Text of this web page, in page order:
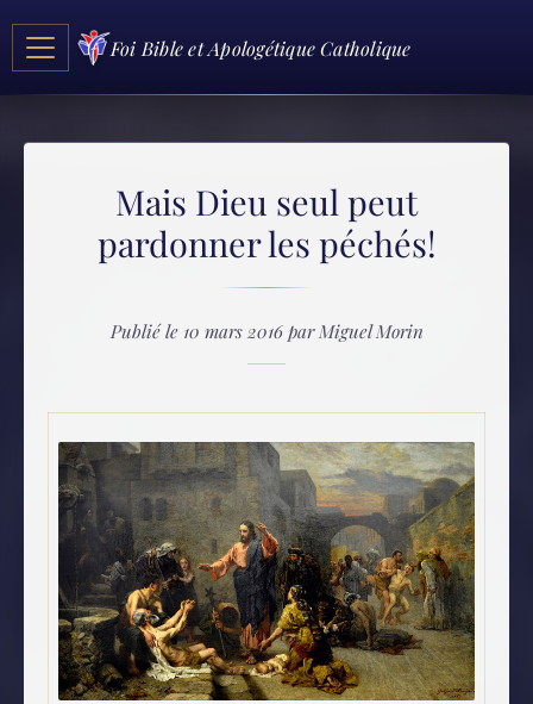
Foi Bible et Apologétique Catholique
Mais Dieu seul peut
pardonner les péchés!
Publié le 10 mars 2016 par Miguel Morin